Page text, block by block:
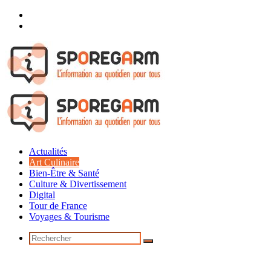
Menu
Actualités
Art Culinaire
Bien-Être & Santé
Culture & Divertissement
Digital
Tour de France
Voyages & Tourisme
Rechercher